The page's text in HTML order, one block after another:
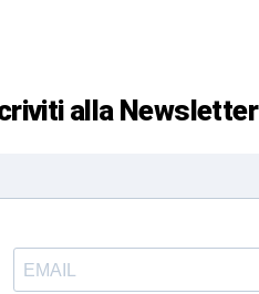
alla Newsletter